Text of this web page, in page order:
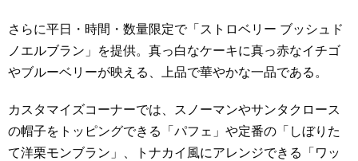
さらに平日・時間・数量限定で「ストロベリー ブッシュド
ノエルブラン」を提供。真っ白なケーキに真っ赤なイチゴ
やブルーベリーが映える、上品で華やかな一品である。
カスタマイズコーナーでは、スノーマンやサンタクロース
の帽子をトッピングできる「パフェ」や定番の「しぼりた
て洋栗モンブラン」、トナカイ風にアレンジできる「ワッ